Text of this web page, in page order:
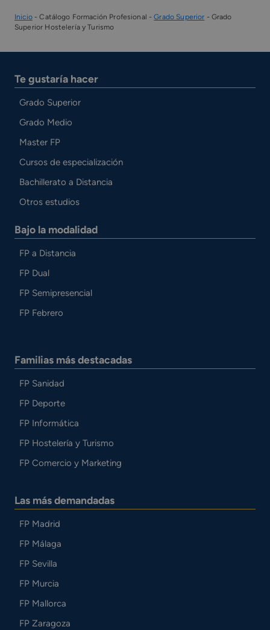
Inicio-Catálogo Formación Profesional -Grado Superior - Grado
Superior Hostelería y Turismo
Te gustaría hacer
Grado Superior
Grado Medio
Master FP
Cursos de especialización
Bachillerato a Distancia
Otros estudios
Bajo la modalidad
FP a Distancia
FP Dual
FP Semipresencial
FP Febrero
Familias más destacadas
FP Sanidad
FP Deporte
FP Informática
FP Hostelería y Turismo
FP Comercio y Marketing
Las más demandadas
FP Madrid
FP Málaga
FP Sevilla
FP Murcia
FP Mallorca
FP Zaragoza